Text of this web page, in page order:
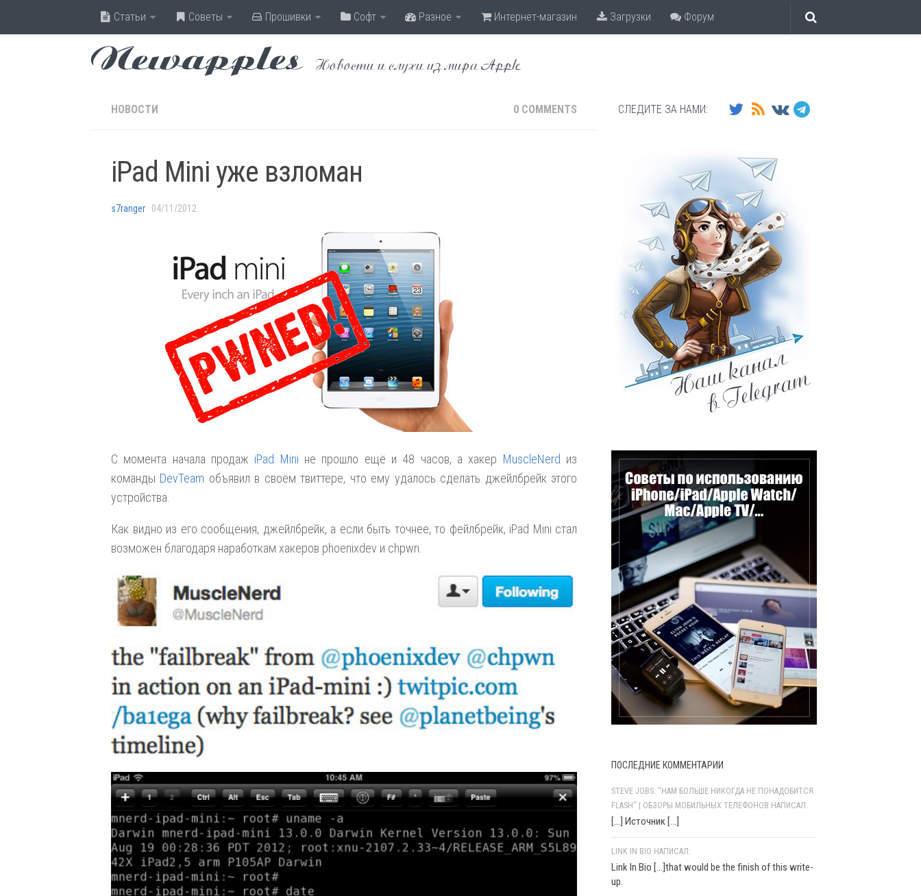
Статьи Советы Прошивки Софт Разное Интернет-магазин Загрузки Форум
Newapples Новости и слухи из мира Apple
НОВОСТИ 0 COMMENTS
iPad Mini уже взломан
s7ranger · 04/11/2012
С момента начала продаж iPad Mini не прошло ещё и 48 часов, а хакер MuscleNerd из
команды DevTeam объявил в своём твиттере, что ему удалось сделать джейлбрейк этого
устройства.
Как видно из его сообщения, джейлбрейк, а если быть точнее, то фейлбрейк, iPad Mini стал
возможен благодаря наработкам хакеров phoenixdev и chpwn.
СЛЕДИТЕ ЗА НАМИ:
ПОСЛЕДНИЕ КОММЕНТАРИИ
STEVE JOBS: "НАМ БОЛЬШЕ НИКОГДА НЕ ПОНАДОБИТСЯ
FLASH" | ОБЗОРЫ МОБИЛЬНЫХ ТЕЛЕФОНОВ НАПИСАЛ:
[…] Источник […]
LINK IN BIO НАПИСАЛ:
Link In Bio [...]that would be the finish of this write-
up.